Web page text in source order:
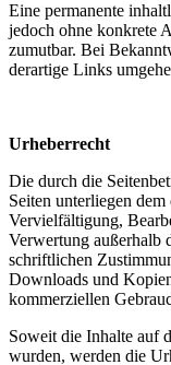
Eine permanente
jedoch ohne konkrete
zumutbar. Bei
derartige Links
Urheberrecht
Die durch die
Seiten unterliegen
Vervielfältigung,
Verwertung außerhalb
schriftlichen
Downloads und
kommerziellen
Soweit die Inhalte auf
wurden, werden die